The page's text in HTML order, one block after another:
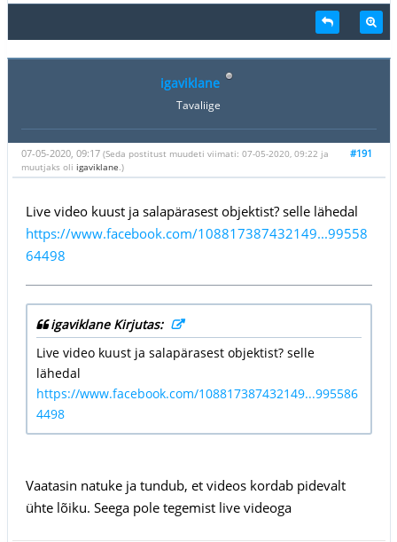
igaviklane
Tavaliige
#191
07-05-2020, 09:17 (Seda postitust muudeti viimati: 07-05-2020, 09:22 ja
muutjaks oli igaviklane .)
Live video kuust ja salapärasest objektist? selle lähedal
https://www.facebook.com/108817387432149...99558
64498
igaviklane Kirjutas:
Live video kuust ja salapärasest objektist? selle
lähedal
https://www.facebook.com/108817387432149...995586
4498
Vaatasin natuke ja tundub, et videos kordab pidevalt
ühte lõiku. Seega pole tegemist live videoga